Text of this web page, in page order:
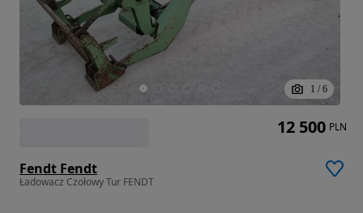
1 / 6
Fendt Fendt
Ładowacz Czołowy Tur FENDT
12 500 PLN